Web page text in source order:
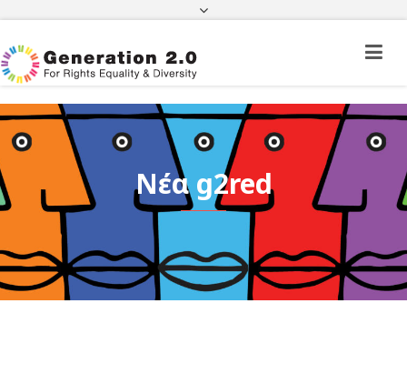
Πορεία Φακέλου Πολίτη Τρίτης Χώρας
Πορεία Φακέλου Ιθαγένειας
e-paravolo
FacebookTwitter Instagram
YoutubeLinkedin
Νέα g2red